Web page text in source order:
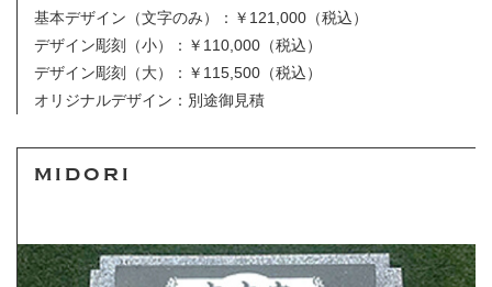
基本デザイン（文字のみ）
：￥121,000（税込）
デザイン彫刻（小）：￥110,000（税込）
デザイン彫刻（大）：￥115,500（税込）
オリジナルデザイン：別途御見積
MIDORI